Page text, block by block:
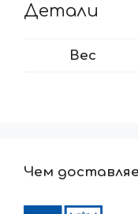
Детали
Вес
Чем